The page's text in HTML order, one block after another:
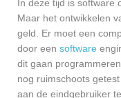
In deze tijd is software
Maar het ontwikkelen
geld. Er moet een
door een software
dit gaan
nog ruimschoots
aan de eindgebruiker